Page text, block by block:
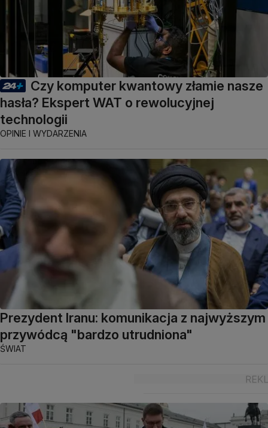
Czy komputer kwantowy złamie nasze
hasła? Ekspert WAT o rewolucyjnej
technologii
OPINIE I WYDARZENIA
Prezydent Iranu: komunikacja z najwyższym
przywódcą "bardzo utrudniona"
ŚWIAT